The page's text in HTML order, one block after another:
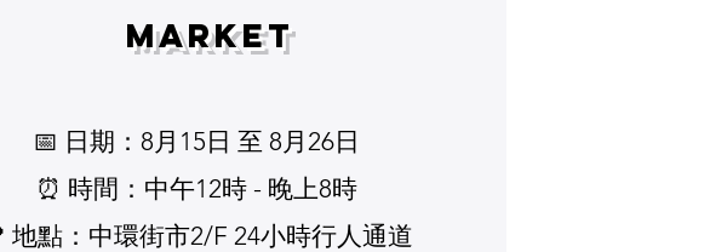
Market
📅 日期：8月15日 至 8月26日
⏰ 時間：中午12時 - 晚上8時
地點：中環街市2/F 24小時行人通道